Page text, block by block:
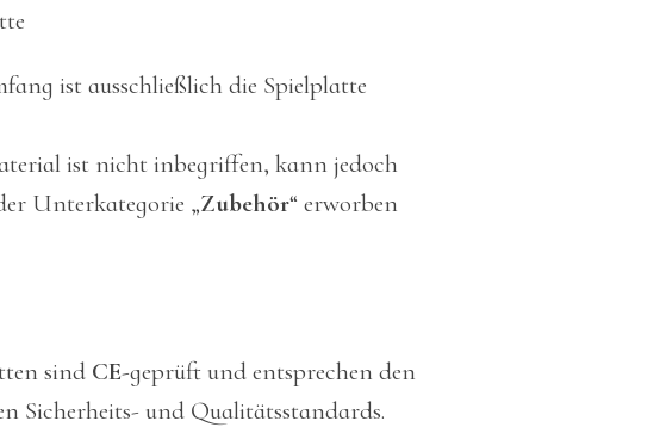
ist ausschließlich die Spielplatte
ist nicht inbegriffen, kann jedoch
Unterkategorie „Zubehör“ erworben
sind CE-geprüft und entsprechen den
Sicherheits- und Qualitätsstandards.